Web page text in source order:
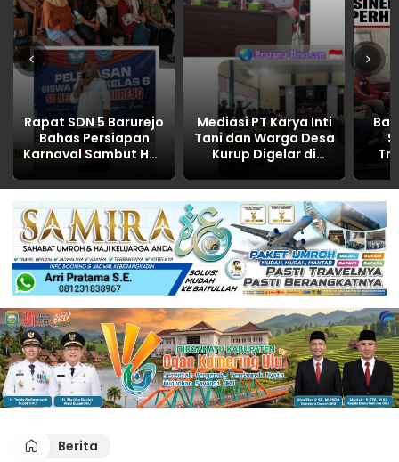
Rapat SDN 5 Barurejo
Bahas Persiapan
Karnaval Sambut HUT
Mediasi PT Karya Inti
Tani dan Warga Desa
Kurup Digelar di
Limbah, CSR, dan
Kemitraan hasilnya
NOL
Berita